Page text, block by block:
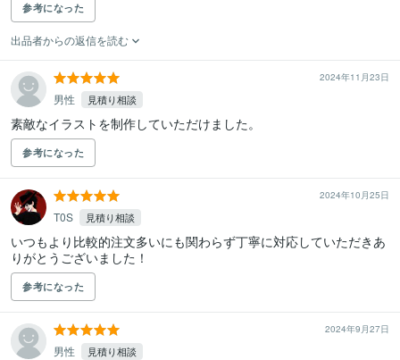
参考になった
出品者からの返信を読む
2024年11月23日
男性 見積り相談
素敵なイラストを制作していただけました。
参考になった
2024年10月25日
T0S 見積り相談
いつもより比較的注文多いにも関わらず丁寧に対応していただきあ
りがとうございました！
参考になった
2024年9月27日
男性 見積り相談